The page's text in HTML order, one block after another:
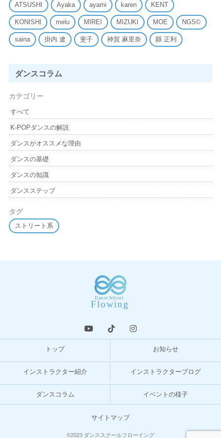
ATSUSHI Ayaka ayami karen KENT
KONISHI melu MIREI MIZUKI MOE NGS©
saina 掛内 遼 斐子 神賀 麻里奈 縣 正利
ダンスコラム
カテゴリー
すべて
K-POPダンスの解説
ダンスがオススメな理由
ダンスの基礎
ダンスの知識
ダンスステップ
タグ
ストリート系
トップ お知らせ
インストラクター紹介 インストラクターブログ
ダンスコラム イベントの様子
サイトマップ
©2023 ダンススクールフローイング